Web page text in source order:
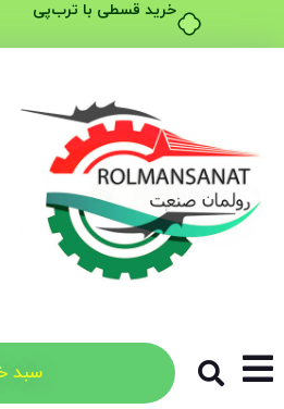
خرید قسطی با ترب‌پی
سبد